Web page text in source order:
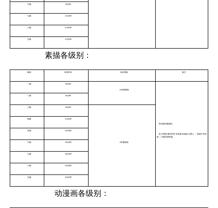
六级 90分钟
七级 150分钟
八级 150分钟
九级 150分钟
素描各级别：
级别 考试时长 考试用纸 备注
一级 90分钟
16开素描纸
考试提供素描纸；
考生需按要求作答在答题纸相应位置上，否则作答无
效；7-8级含辨析题。
二级 90分钟
三级 90分钟
8开素描纸
四级 150分钟
五级 180分钟
六级 180分钟
七级 180分钟
八级 180分钟
九级 180分钟
动漫画各级别：